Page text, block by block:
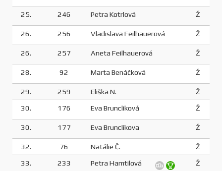
25. 246 Petra Kotrlová Ž
26. 256 Vladislava Feilhauerová Ž
26. 257 Aneta Feilhauerová Ž
28. 92 Marta Benáčková Ž
29. 259 Eliška N.
Ž
30.
176 Eva Bruncliková Ž
30. 177 Eva Brunclíkova Ž
32. 76 Natálie Č.
Ž
33.
233 Petra Hamtilová Ž